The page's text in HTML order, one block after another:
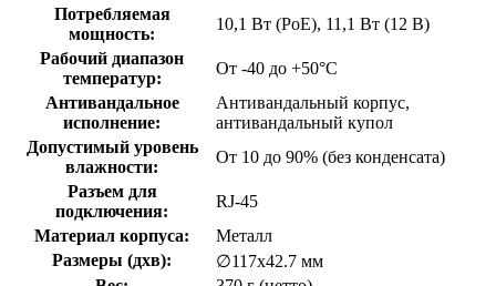
Потребляемая
мощность:
10,1 Вт (PoE), 11,1 Вт (12 В)
Рабочий диапазон
температур:
От -40 до +50°С
Антивандальное
исполнение:
Антивандальный корпус,
антивандальный купол
Допустимый уровень
влажности:
От 10 до 90% (без конденсата)
Разъем для
подключения:
RJ-45
Материал корпуса:
Металл
Размеры (дхв):
∅117х42.7 мм